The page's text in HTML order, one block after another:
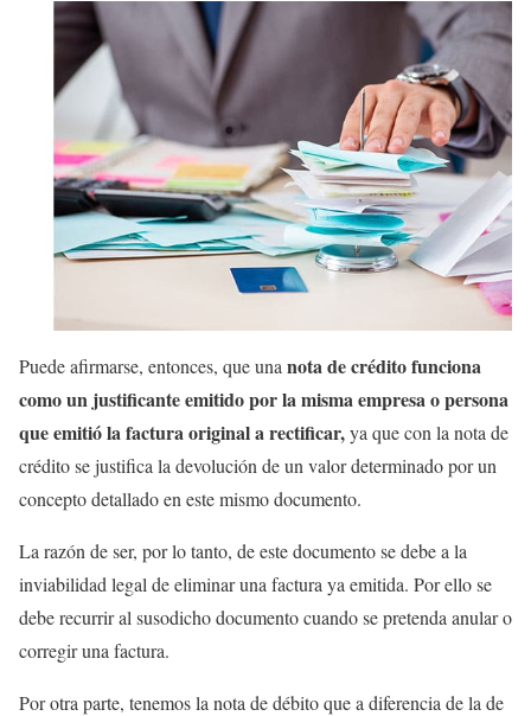
Puede afirmarse, entonces, que una nota de crédito funciona
como un justificante emitido por la misma empresa o persona
que emitió la factura original a rectificar,ya que con la nota de
crédito se justifica la devolución de un valor determinado por un
concepto detallado en este mismo documento.
La razón de ser, por lo tanto, de este documento se debe a la
inviabilidad legal de eliminar una factura ya emitida. Por ello se
debe recurrir al susodicho documento cuando se pretenda anular o
corregir una factura.
Por otra parte, tenemos la nota de débito que a diferencia de la de